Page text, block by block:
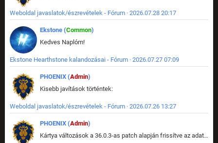
Weboldal javaslatok/észrevételek - Fórum · 2026.07.28 20:17
Ekstone (Common)
Kedves Naplóm!
Ekstone Hearthstone kalandozásai - Fórum · 2026.07.27 07:09
PHOENIX (Admin)
Kisebb javítások történtek:
Weboldal javaslatok/észrevételek - Fórum · 2026.07.26 13:27
PHOENIX (Admin)
Kártya változások a 36.0.3-as patch alapján frissítve az adatbázisban (képek is cserélve).